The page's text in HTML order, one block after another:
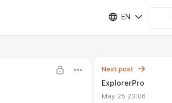
EN
Next post
ExplorerPro
May 25 23:06